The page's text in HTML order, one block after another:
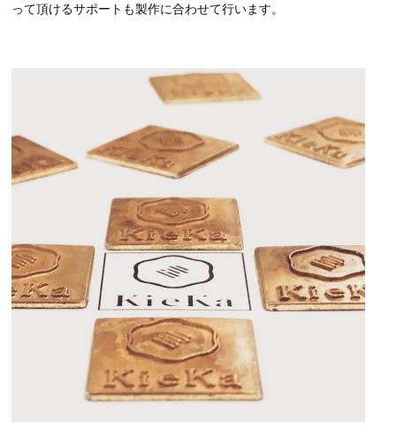
って頂けるサポートも製作に合わせて行います。